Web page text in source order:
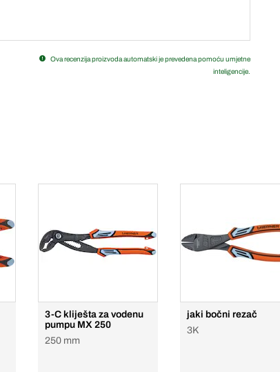
Ova recenzija proizvoda automatski je prevedena pomoću umjetne
inteligencije.
3-C kliješta za vodenu
pumpu MX 250
250 mm
jaki bočni rezač
3K